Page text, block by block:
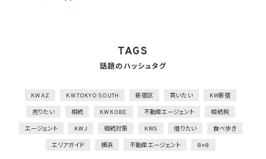
合、容易に個人データが判明しないよう措置を実施
2）個人データを取り扱う情報システムを外部からの不正アクセス又は不正ソフトウェア
外的環境の把握
全管理措置を実施
TAGS
話題のハッシュタグ
KW AZ KW TOKYO SOUTH 新宿区 買いたい KW新宿
売りたい 相続 KW KOBE 不動産エージェント 相続税
エージェント KWJ 相続対策 KWS 借りたい 食べ歩き
エリアガイド 横浜 不動産エージェント 8×8